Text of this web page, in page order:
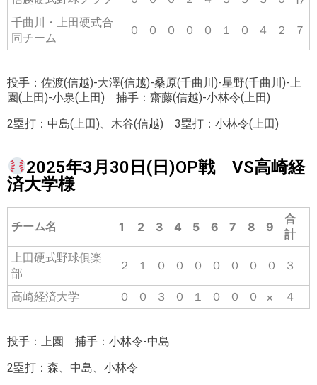
千曲川・上田硬式合
同チーム
０ ０ ０ ０ ０ １ ０ ４ ２ ７
投手：佐渡(信越)-大澤(信越)-桑原(千曲川)-星野(千曲川)-上
園(上田)-小泉(上田) 捕手：齋藤(信越)-小林令(上田)
2塁打：中島(上田)、木谷(信越) 3塁打：小林令(上田)
2025年3月30日(日)OP戦 VS高崎経
済大学様
チーム名 1 2 3 4 5 6 7 8 9
合
計
上田硬式野球俱楽
部
２ １ ０ ０ ０ ０ ０ ０ ０ ３
高崎経済大学 ０ ０ ３ ０ １ ０ ０ ０ × ４
投手：上園 捕手：小林令-中島
2塁打：森、中島、小林令